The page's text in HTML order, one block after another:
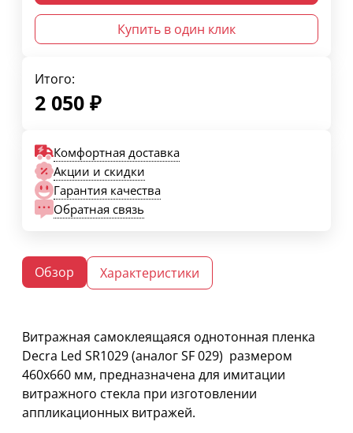
Купить в один клик
Итого:
2 050 ₽
Комфортная доставка
Акции и скидки
Гарантия качества
Обратная связь
Обзор Характеристики
Витражная самоклеящаяся однотонная пленка
Decra Led SR1029 (аналог SF 029) размером
460х660 мм, предназначена для имитации
витражного стекла при изготовлении
аппликационных витражей.